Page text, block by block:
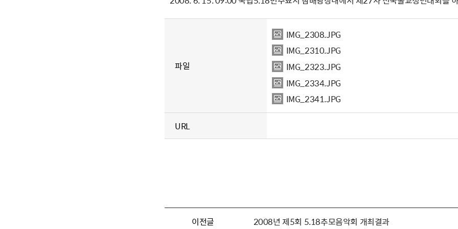
파일
IMG_2308.JPG
IMG_2310.JPG
IMG_2323.JPG
IMG_2334.JPG
IMG_2341.JPG
URL
이전글 2008년 제5회 5.18추모음악회 개최결과